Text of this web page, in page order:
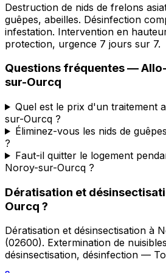
Destruction de nids de frelons
guêpes, abeilles. Désinfection
infestation. Intervention en
protection, urgence 7 jours sur 7.
Questions fréquentes —
sur-Ourcq
Quel est le prix d'un traitement
sur-Ourcq ?
Éliminez-vous les nids de
?
Faut-il quitter le logement
Noroy-sur-Ourcq ?
Dératisation et
Ourcq ?
Dératisation et désinsectisation à
(02600). Extermination de
désinsectisation, désinfection —